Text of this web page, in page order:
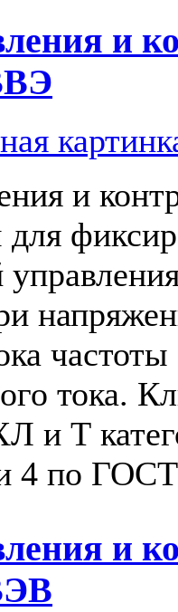
и
и
тока.
и Т
4 по
и